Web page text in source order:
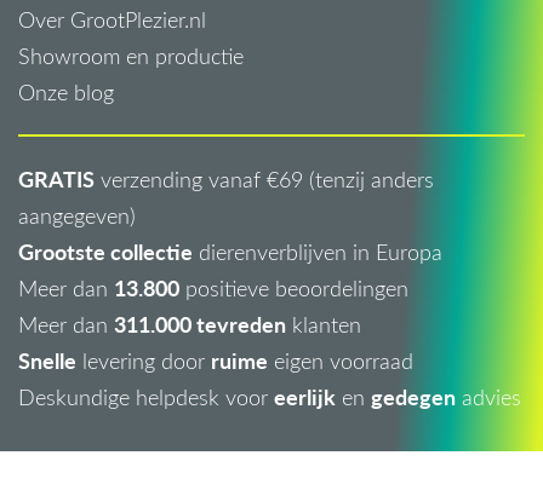
Over GrootPlezier.nl
Showroom en productie
Onze blog
GRATIS verzending vanaf €69 (tenzij anders
aangegeven)
Grootste collectie dierenverblijven in Europa
Meer dan 13.800 positieve beoordelingen
Meer dan 311.000 tevreden klanten
Snelle levering door ruime eigen voorraad
Deskundige helpdesk voor eerlijk en gedegen advies